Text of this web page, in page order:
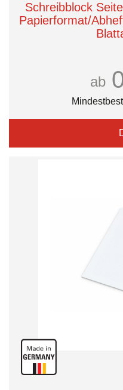
Schreibblock
Papierformat/
ab